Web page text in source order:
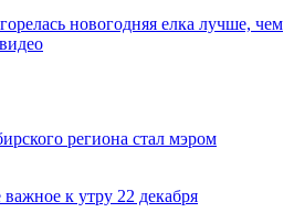
новогодняя елка лучше, чем
региона стал мэром
к утру 22 декабря